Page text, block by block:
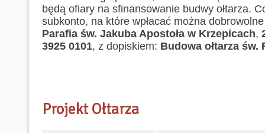
będą ofiary na sfinansowanie budwy ołtarza.
subkonto, na które wpłacać można
Parafia św. Jakuba Apostoła w Krzepicach,
3925 0101, z dopiskiem: Budowa ołtarza
Projekt Ołtarza